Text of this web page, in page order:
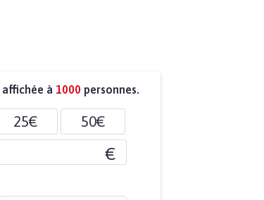
affichée à 1000 personnes.
25€ 50€
€